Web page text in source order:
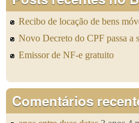
Recibo de locação de bens
Novo Decreto do CPF passa a
Emissor de NF-e gratuito
Comentários